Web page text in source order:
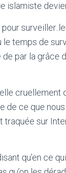
islamiste
le temps de
par la grâce
cruellement
de ce que
traquée sur
qu’en ce